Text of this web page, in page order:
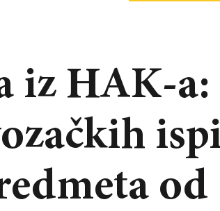
iz HAK-a: